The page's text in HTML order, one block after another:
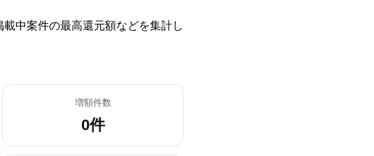
中案件の最高還元額などを集計し
増額件数
0件